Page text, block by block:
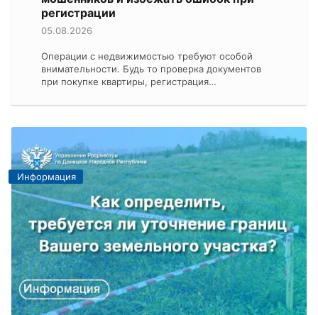
регистрации
05.08.2026
Операции с недвижимостью требуют особой
внимательности. Будь то проверка документов
при покупке квартиры, регистрация…
Информация